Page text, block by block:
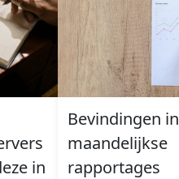
in
Bevindingen in
maandelijkse
rapportages